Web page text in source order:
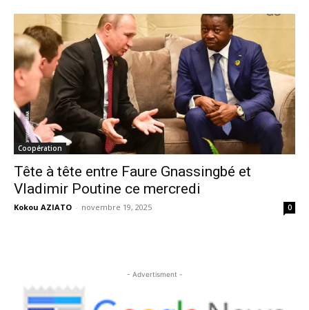
Coopération
Tête à tête entre Faure Gnassingbé et
Vladimir Poutine ce mercredi
Kokou AZIATO - novembre 19, 2025 0
- Advertisment -